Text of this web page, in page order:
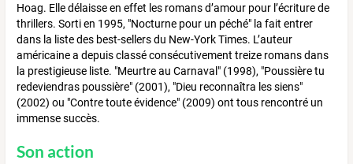
Hoag. Elle délaisse en effet les romans d’amour pour l’écriture de
thrillers. Sorti en 1995, "Nocturne pour un péché" la fait entrer
dans la liste des best-sellers du New-York Times. L’auteur
américaine a depuis classé consécutivement treize romans dans
la prestigieuse liste. "Meurtre au Carnaval" (1998), "Poussière tu
redeviendras poussière" (2001), "Dieu reconnaîtra les siens"
(2002) ou "Contre toute évidence" (2009) ont tous rencontré un
immense succès.
Son action